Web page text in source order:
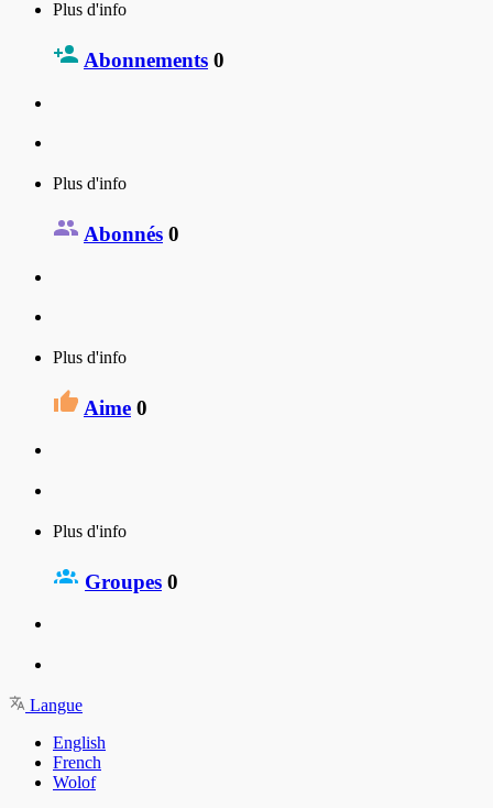
Plus d'info
Abonnements 0
Plus d'info
Abonnés 0
Plus d'info
Aime 0
Plus d'info
Groupes 0
Langue
English
French
Wolof